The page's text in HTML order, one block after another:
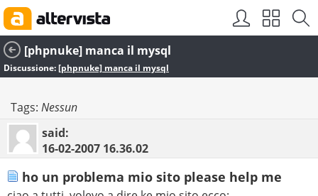
[phpnuke] manca il mysql
Discussione:[phpnuke] manca il mysql
Tags: Nessun
said:
16-02-2007 16.36.02
ho un problema mio sito please help me